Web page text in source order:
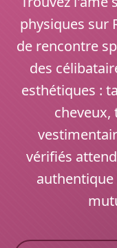
physiques sur
de rencontre
des
esthétiques :
cheveux,
vérifiés